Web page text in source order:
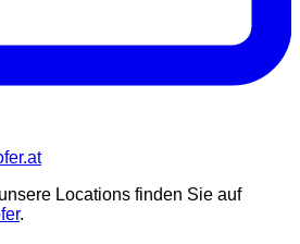
Locations finden Sie auf
.